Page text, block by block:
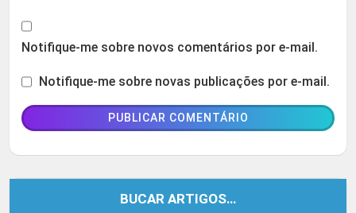
Notifique-me sobre novos comentários por e-mail.
Notifique-me sobre novas publicações por e-mail.
BUCAR ARTIGOS…